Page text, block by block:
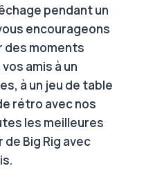
pendant un
encourageons
des moments
amis à un
à un jeu de table
rétro avec nos
les meilleures
Big Rig avec